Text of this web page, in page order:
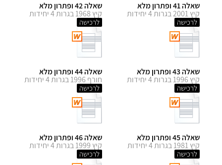
שאלה 41 ופתרון מלא
קיץ 2001 בגרות 4 יחידות
לרכישה
שאלה 42 ופתרון מלא
קיץ 1968 בגרות 4 יחידות
לרכישה
שאלה 43 ופתרון מלא
קיץ 1996 בגרות 4 יחידות
לרכישה
שאלה 44 ופתרון מלא
חורף 1996 בגרות 4 יחידות
לרכישה
שאלה 45 ופתרון מלא
קיץ 1981 בגרות 4 יחידות
לרכישה
שאלה 46 ופתרון מלא
קיץ 1999 בגרות 4 יחידות
לרכישה